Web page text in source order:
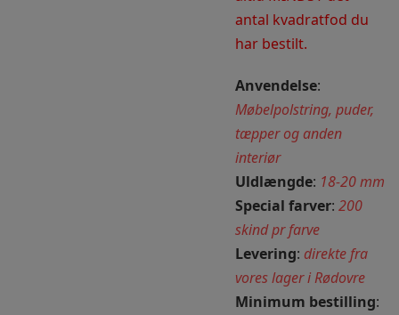
antal kvadratfod du
har bestilt.
Anvendelse:
Møbelpolstring, puder,
tæpper og anden
interiør
Uldlængde: 18-20 mm
Special farver: 200
skind pr farve
Levering: direkte fra
vores lager i Rødovre
Minimum bestilling: